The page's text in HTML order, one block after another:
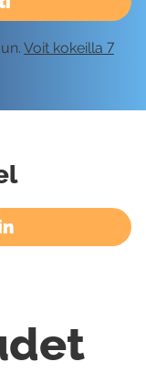
Voit kokeilla 7